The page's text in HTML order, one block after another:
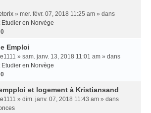
» mer. févr. 07, 2018 11:25 am » dans
en Norvège
0
Emploi
» sam. janv. 13, 2018 11:01 am » dans
en Norvège
0
et logement à Kristiansand
» dim. janv. 07, 2018 11:43 am » dans